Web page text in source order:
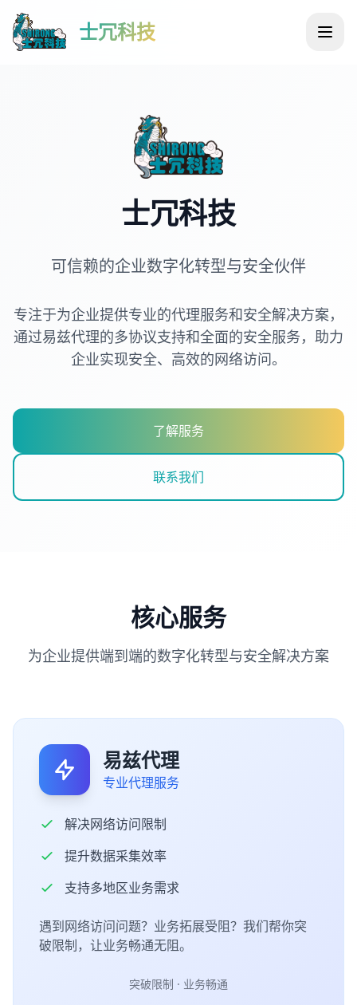
士冗科技
士冗科技
可信赖的企业数字化转型与安全伙伴
专注于为企业提供专业的代理服务和安全解决方案，
通过易兹代理的多协议支持和全面的安全服务，助力
企业实现安全、高效的网络访问。
了解服务
联系我们
核心服务
为企业提供端到端的数字化转型与安全解决方案
易兹代理
专业代理服务
解决网络访问限制
提升数据采集效率
支持多地区业务需求
遇到网络访问问题？业务拓展受阻？我们帮你突
破限制，让业务畅通无阻。
突破限制 · 业务畅通